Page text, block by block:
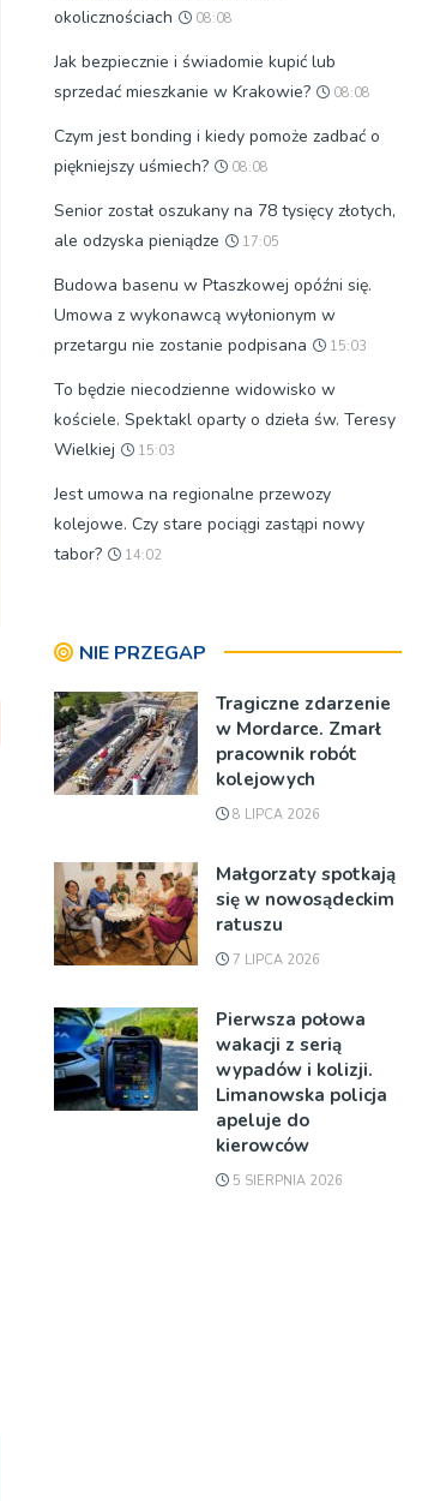
okolicznościach
08:08
Jak bezpiecznie i świadomie kupić lub
sprzedać mieszkanie w Krakowie?
08:08
Czym jest bonding i kiedy pomoże zadbać o
piękniejszy uśmiech?
08:08
Senior został oszukany na 78 tysięcy złotych,
ale odzyska pieniądze
17:05
Budowa basenu w Ptaszkowej opóźni się.
Umowa z wykonawcą wyłonionym w
przetargu nie zostanie podpisana
15:03
To będzie niecodzienne widowisko w
kościele. Spektakl oparty o dzieła św. Teresy
Wielkiej
15:03
Jest umowa na regionalne przewozy
kolejowe. Czy stare pociągi zastąpi nowy
tabor?
14:02
NIE PRZEGAP
Tragiczne zdarzenie
w Mordarce. Zmarł
pracownik robót
kolejowych
8 LIPCA 2026
Małgorzaty spotkają
się w nowosądeckim
ratuszu
7 LIPCA 2026
Pierwsza połowa
wakacji z serią
wypadów i kolizji.
Limanowska policja
apeluje do
kierowców
5 SIERPNIA 2026